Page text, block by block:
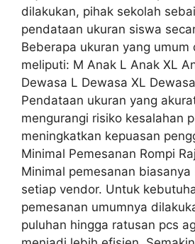
dilakukan, pihak sekolah
pendataan ukuran siswa
Beberapa ukuran yang umum
meliputi: M Anak L Anak XL
Dewasa L Dewasa XL
Pendataan ukuran yang
mengurangi risiko kesalahan
meningkatkan kepuasan
Minimal Pemesanan Rompi
Minimal pemesanan
setiap vendor. Untuk
pemesanan umumnya
puluhan hingga ratusan pcs